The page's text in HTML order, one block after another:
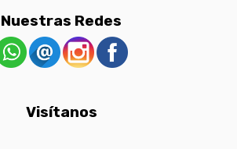
Nuestras Redes
Visítanos